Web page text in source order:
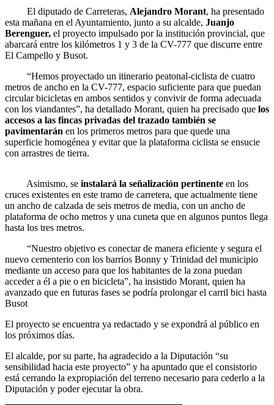
El diputado de Carreteras, Alejandro Morant, ha presentado
esta mañana en el Ayuntamiento, junto a su alcalde, Juanjo
Berenguer, el proyecto impulsado por la institución provincial, que
abarcará entre los kilómetros 1 y 3 de la CV-777 que discurre entre
El Campello y Busot.
“Hemos proyectado un itinerario peatonal-ciclista de cuatro
metros de ancho en la CV-777, espacio suficiente para que puedan
circular bicicletas en ambos sentidos y convivir de forma adecuada
con los viandantes”, ha detallado Morant, quien ha precisado que los
accesos a las fincas privadas del trazado también se
pavimentarán en los primeros metros para que quede una
superficie homogénea y evitar que la plataforma ciclista se ensucie
con arrastres de tierra.
Asimismo, se instalará la señalización pertinente en los
cruces existentes en este tramo de carretera, que actualmente tiene
un ancho de calzada de seis metros de media, con un ancho de
plataforma de ocho metros y una cuneta que en algunos puntos llega
hasta los tres metros.
“Nuestro objetivo es conectar de manera eficiente y segura el
nuevo cementerio con los barrios Bonny y Trinidad del municipio
mediante un acceso para que los habitantes de la zona puedan
acceder a él a pie o en bicicleta”, ha insistido Morant, quien ha
avanzado que en futuras fases se podría prolongar el carril bici hasta
Busot
El proyecto se encuentra ya redactado y se expondrá al público en
los próximos días.
El alcalde, por su parte, ha agradecido a la Diputación “su
sensibilidad hacia este proyecto” y ha apuntado que el consistorio
está cerrando la expropiación del terreno necesario para cederlo a la
Diputación y poder ejecutar la obra.